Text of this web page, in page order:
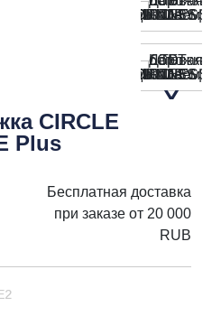
CIRCLE
Plus
Бесплатная доставка
при заказе от 20 000
RUB